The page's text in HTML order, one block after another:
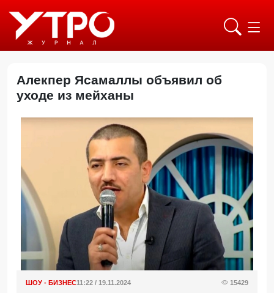
Алекпер Ясамаллы объявил об
уходе из мейханы
ШОУ - БИЗНЕС11:22 / 19.11.2024 15429